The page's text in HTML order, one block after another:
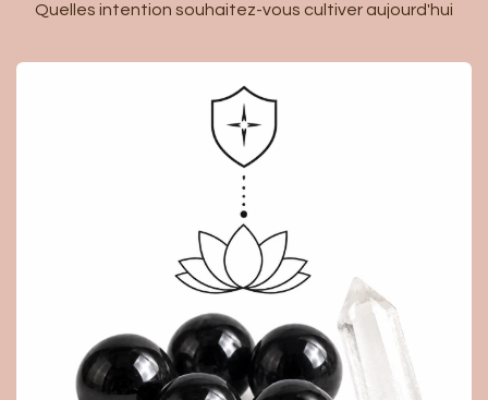
Quelles intention souhaitez-vous cultiver aujourd'hui